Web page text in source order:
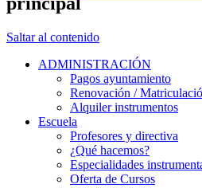
Saltar al contenido
ADMINISTRACIÓN
Pagos ayuntamiento
Renovación /
Alquiler instrumentos
Escuela
Profesores y directiva
¿Qué hacemos?
Especialidades
Oferta de Cursos